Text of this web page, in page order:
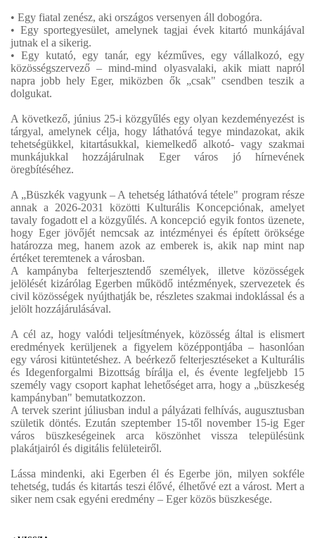
• Egy fiatal zenész, aki országos versenyen áll dobogóra.
• Egy sportegyesület, amelynek tagjai évek kitartó munkájával
jutnak el a sikerig.
• Egy kutató, egy tanár, egy kézműves, egy vállalkozó, egy
közösségszervező – mind-mind olyasvalaki, akik miatt napról
napra jobb hely Eger, miközben ők „csak" csendben teszik a
dolgukat.
A következő, június 25-i közgyűlés egy olyan kezdeményezést is
tárgyal, amelynek célja, hogy láthatóvá tegye mindazokat, akik
tehetségükkel, kitartásukkal, kiemelkedő alkotó- vagy szakmai
munkájukkal hozzájárulnak Eger város jó hírnevének
öregbítéséhez.
A „Büszkék vagyunk – A tehetség láthatóvá tétele" program része
annak a 2026-2031 közötti Kulturális Koncepciónak, amelyet
tavaly fogadott el a közgyűlés. A koncepció egyik fontos üzenete,
hogy Eger jövőjét nemcsak az intézményei és épített öröksége
határozza meg, hanem azok az emberek is, akik nap mint nap
értéket teremtenek a városban.
A kampányba felterjesztendő személyek, illetve közösségek
jelölését kizárólag Egerben működő intézmények, szervezetek és
civil közösségek nyújthatják be, részletes szakmai indoklással és a
jelölt hozzájárulásával.
A cél az, hogy valódi teljesítmények, közösség által is elismert
eredmények kerüljenek a figyelem középpontjába – hasonlóan
egy városi kitüntetéshez. A beérkező felterjesztéseket a Kulturális
és Idegenforgalmi Bizottság bírálja el, és évente legfeljebb 15
személy vagy csoport kaphat lehetőséget arra, hogy a „büszkeség
kampányban" bemutatkozzon.
A tervek szerint júliusban indul a pályázati felhívás, augusztusban
születik döntés. Ezután szeptember 15-től november 15-ig Eger
város büszkeségeinek arca köszönhet vissza településünk
plakátjairól és digitális felületeiről.
Lássa mindenki, aki Egerben él és Egerbe jön, milyen sokféle
tehetség, tudás és kitartás teszi élővé, élhetővé ezt a várost. Mert a
siker nem csak egyéni eredmény – Eger közös büszkesége.